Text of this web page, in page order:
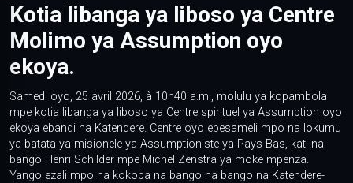
Kotia libanga ya liboso ya Centre
Molimo ya Assumption oyo
ekoya.
Samedi oyo, 25 avril 2026, à 10h40 a.m., molulu ya kopambola
mpe kotia libanga ya liboso ya Centre spirituel ya Assumption oyo
ekoya ebandi na Katendere. Centre oyo epesameli mpo na lokumu
ya batata ya misionele ya Assumptioniste ya Pays-Bas, kati na
bango Henri Schilder mpe Michel Zenstra ya moke mpenza.
Yango ezali mpo na kokoba na bango na bango na Katendere-